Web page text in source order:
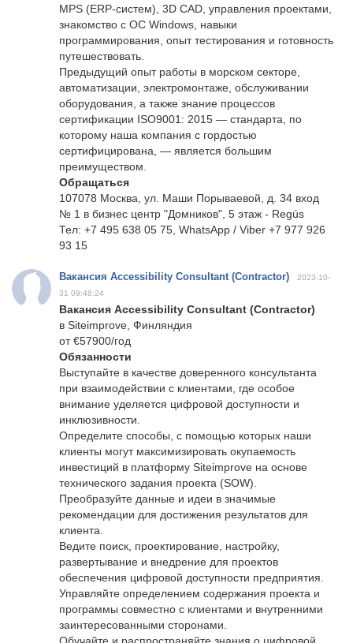
MPS (ERP-систем), 3D CAD, управления проектами,
знакомство с ОС Windows, навыки
программирования, опыт тестирования и готовность
путешествовать.
Предыдущий опыт работы в морском секторе,
автоматизации, электромонтаже, обслуживании
оборудования, а также знание процессов
сертификации ISO9001: 2015 — стандарта, по
которому наша компания с гордостью
сертифицирована, — является большим
преимуществом.
Обращаться
107078 Москва, ул. Маши Порываевой, д. 34 вход
№ 1 в бизнес центр "Домников", 5 этаж - Regús
Тел: +7 495 638 05 75, WhatsApp / Viber +7 977 926
93 15
Вакансия Accessibility Consultant (Contractor)
2023-10-
31 09:48:24
Вакансия Accessibility Consultant (Contractor)
в Siteimprove, Финляндия
от €57900/год
Обязанности
Выступайте в качестве доверенного консультанта
при взаимодействии с клиентами, где особое
внимание уделяется цифровой доступности и
инклюзивности.
Определите способы, с помощью которых наши
клиенты могут максимизировать окупаемость
инвестиций в платформу Siteimprove на основе
технического задания проекта (SOW).
Преобразуйте данные и идеи в значимые
рекомендации для достижения результатов для
клиента.
Ведите поиск, проектирование, настройку,
развертывание и внедрение для проектов
обеспечения цифровой доступности предприятия.
Управляйте определением содержания проекта и
программы совместно с клиентами и внутренними
заинтересованными сторонами.